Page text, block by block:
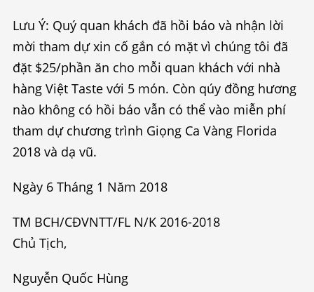
Lưu Ý: Quý quan khách đã hồi báo và nhận lời
mời tham dự xin cố gắn có mặt vì chúng tôi đã
đặt $25/phần ăn cho mỗi quan khách với nhà
hàng Việt Taste với 5 món. Còn qúy đồng hương
nào không có hồi báo vẫn có thể vào miễn phí
tham dự chương trình Giọng Ca Vàng Florida
2018 và dạ vũ.
Ngày 6 Tháng 1 Năm 2018
TM BCH/CĐVNTT/FL N/K 2016-2018
Chủ Tịch,
Nguyễn Quốc Hùng